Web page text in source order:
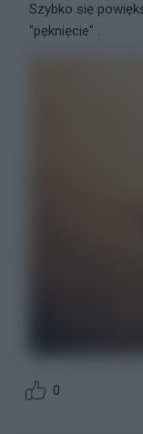
Szybko siẹ
"pẹkniẹcie" .
0